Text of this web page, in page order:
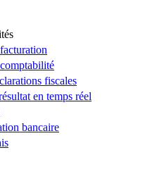
fiscales
en temps réel
bancaire